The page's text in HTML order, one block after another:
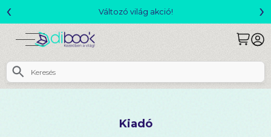
Változó világ akció!
‹ ›
Kiadó